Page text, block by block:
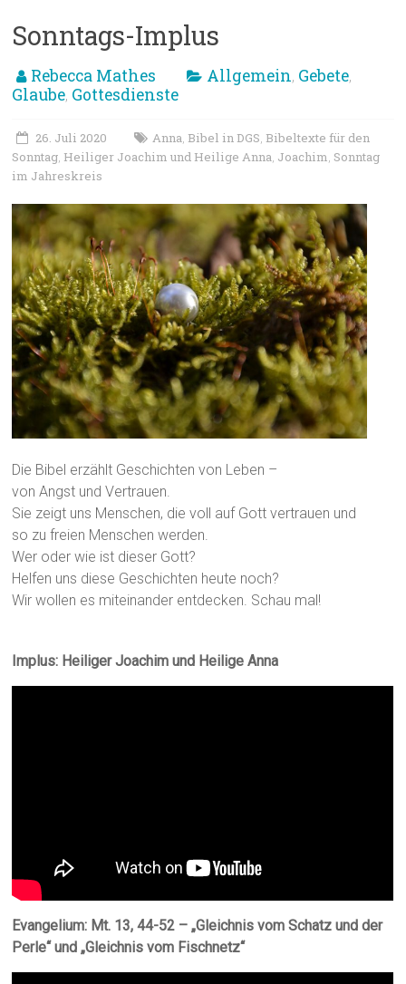
Sonntags-Implus
Rebecca Mathes Allgemein, Gebete,
Glaube, Gottesdienste
26. Juli 2020 Anna, Bibel in DGS, Bibeltexte für den
Sonntag, Heiliger Joachim und Heilige Anna, Joachim, Sonntag
im Jahreskreis
Die Bibel erzählt Geschichten von Leben –
von Angst und Vertrauen.
Sie zeigt uns Menschen, die voll auf Gott vertrauen und
so zu freien Menschen werden.
Wer oder wie ist dieser Gott?
Helfen uns diese Geschichten heute noch?
Wir wollen es miteinander entdecken. Schau mal!
Implus: Heiliger Joachim und Heilige Anna
Evangelium: Mt. 13, 44-52 – „Gleichnis vom Schatz und der
Perle“ und „Gleichnis vom Fischnetz“